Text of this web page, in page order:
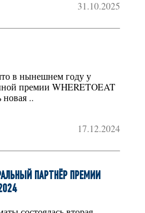
31.10.2025
в нынешнем году у
премии WHERETOEAT
..
17.12.2024
ПАРТНЁР ПРЕМИИ